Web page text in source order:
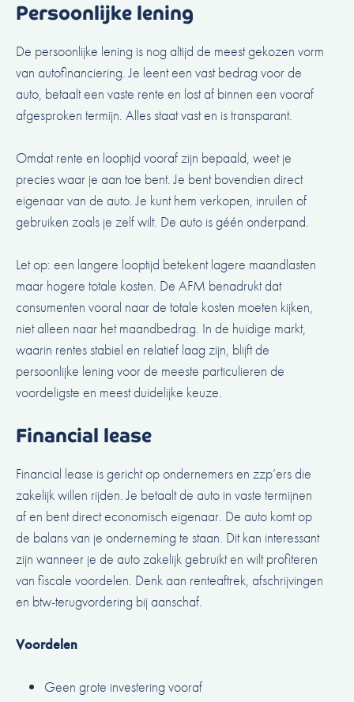
Persoonlijke lening
De persoonlijke lening is nog altijd de meest gekozen vorm
van autofinanciering. Je leent een vast bedrag voor de
auto, betaalt een vaste rente en lost af binnen een vooraf
afgesproken termijn. Alles staat vast en is transparant.
Omdat rente en looptijd vooraf zijn bepaald, weet je
precies waar je aan toe bent. Je bent bovendien direct
eigenaar van de auto. Je kunt hem verkopen, inruilen of
gebruiken zoals je zelf wilt. De auto is géén onderpand.
Let op: een langere looptijd betekent lagere maandlasten
maar hogere totale kosten. De AFM benadrukt dat
consumenten vooral naar de totale kosten moeten kijken,
niet alleen naar het maandbedrag. In de huidige markt,
waarin rentes stabiel en relatief laag zijn, blijft de
persoonlijke lening voor de meeste particulieren de
voordeligste en meest duidelijke keuze.
Financial lease
Financial lease is gericht op ondernemers en zzp’ers die
zakelijk willen rijden. Je betaalt de auto in vaste termijnen
af en bent direct economisch eigenaar. De auto komt op
de balans van je onderneming te staan. Dit kan interessant
zijn wanneer je de auto zakelijk gebruikt en wilt profiteren
van fiscale voordelen. Denk aan renteaftrek, afschrijvingen
en btw-terugvordering bij aanschaf.
Voordelen
Geen grote investering vooraf